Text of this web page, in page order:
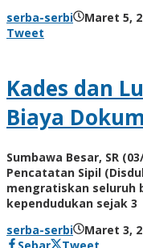
serba-serbi
Maret 5,
Tweet
Kades dan
Biaya
Sumbawa Besar, SR
Pencatatan Sipil
mengratiskan seluruh
kependudukan sejak 3
serba-serbi
Maret 3,
Sebar
Tweet